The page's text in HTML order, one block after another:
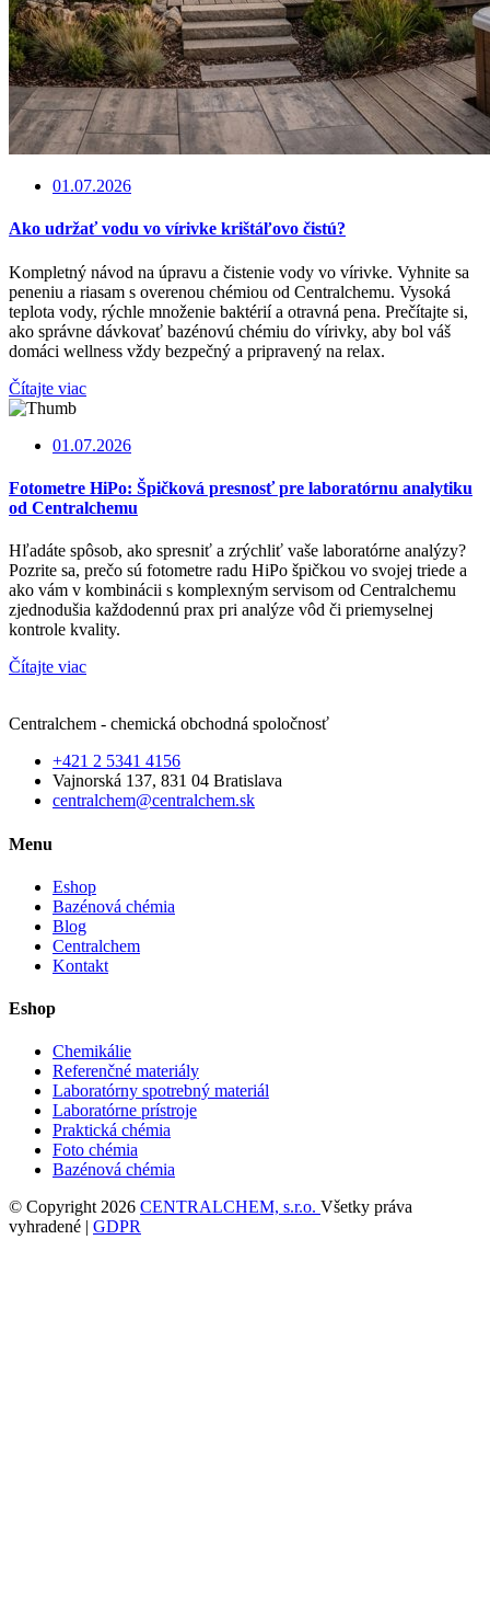
01.07.2026
Ako udržať vodu vo vírivke krištáľovo čistú?
Kompletný návod na úpravu a čistenie vody vo vírivke. Vyhnite sa
peneniu a riasam s overenou chémiou od Centralchemu. Vysoká
teplota vody, rýchle množenie baktérií a otravná pena. Prečítajte si,
ako správne dávkovať bazénovú chémiu do vírivky, aby bol váš
domáci wellness vždy bezpečný a pripravený na relax.
Čítajte viac
01.07.2026
Fotometre HiPo: Špičková presnosť pre laboratórnu analytiku
od Centralchemu
Hľadáte spôsob, ako spresniť a zrýchliť vaše laboratórne analýzy?
Pozrite sa, prečo sú fotometre radu HiPo špičkou vo svojej triede a
ako vám v kombinácii s komplexným servisom od Centralchemu
zjednodušia každodennú prax pri analýze vôd či priemyselnej
kontrole kvality.
Čítajte viac
Centralchem - chemická obchodná spoločnosť
+421 2 5341 4156
Vajnorská 137, 831 04 Bratislava
centralchem@centralchem.sk
Menu
Eshop
Bazénová chémia
Blog
Centralchem
Kontakt
Eshop
Chemikálie
Referenčné materiály
Laboratórny spotrebný materiál
Laboratórne prístroje
Praktická chémia
Foto chémia
Bazénová chémia
© Copyright 2026 CENTRALCHEM, s.r.o. Všetky práva
vyhradené | GDPR